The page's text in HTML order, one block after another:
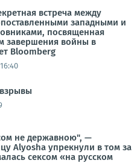
встреча между
западными и
посвященная
завершения войны в
Bloomberg
не державною", —
Alyosha упрекнули в том за
сексом «на русском